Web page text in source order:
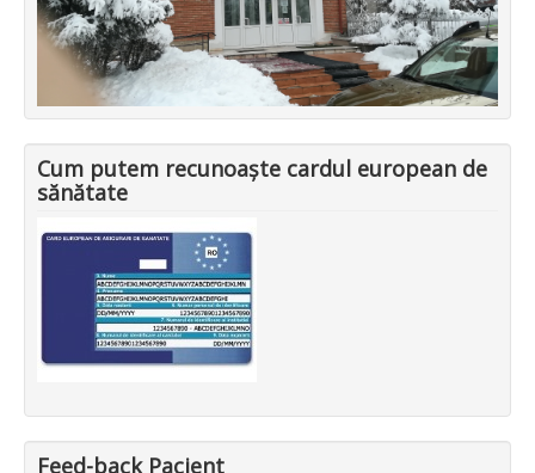
Cum putem recunoaște cardul european de
sănătate
Feed-back Pacient